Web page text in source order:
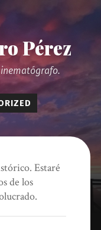
Pérez
Estaré
de los